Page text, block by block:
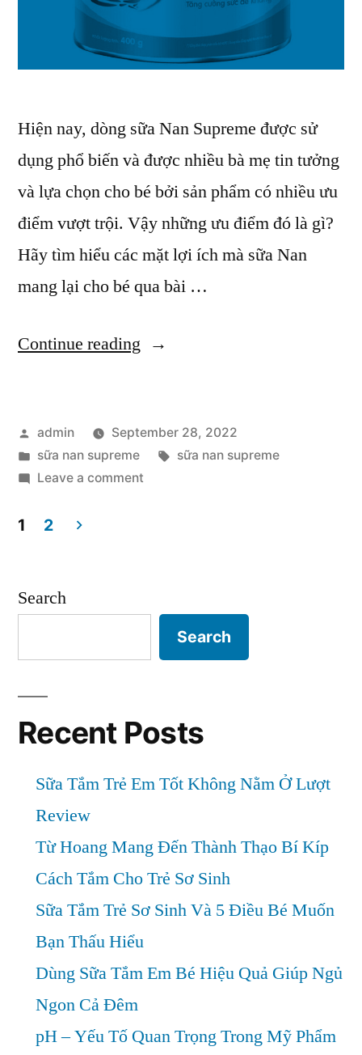
Hiện nay, dòng sữa Nan Supreme được sử
dụng phổ biến và được nhiều bà mẹ tin tưởng
và lựa chọn cho bé bởi sản phẩm có nhiều ưu
điểm vượt trội. Vậy những ưu điểm đó là gì?
Hãy tìm hiểu các mặt lợi ích mà sữa Nan
mang lại cho bé qua bài …
Continue reading “Các
Nổi
Bật
Supreme”
Posted
by
admin
September 28, 2022
Posted
in
sữa nan supreme Tags:
sữa nan supreme
Leave a commenton
Của
Sữa
pagination
1 2
Search
Search
Recent Posts
Sữa Tắm Trẻ Em Tốt Không Nằm Ở Lượt
Review
Từ Hoang Mang Đến Thành Thạo Bí Kíp
Cách Tắm Cho Trẻ Sơ Sinh
Sữa Tắm Trẻ Sơ Sinh Và 5 Điều Bé Muốn
Bạn Thấu Hiểu
Dùng Sữa Tắm Em Bé Hiệu Quả Giúp Ngủ
Ngon Cả Đêm
pH – Yếu Tố Quan Trọng Trong Mỹ Phẩm